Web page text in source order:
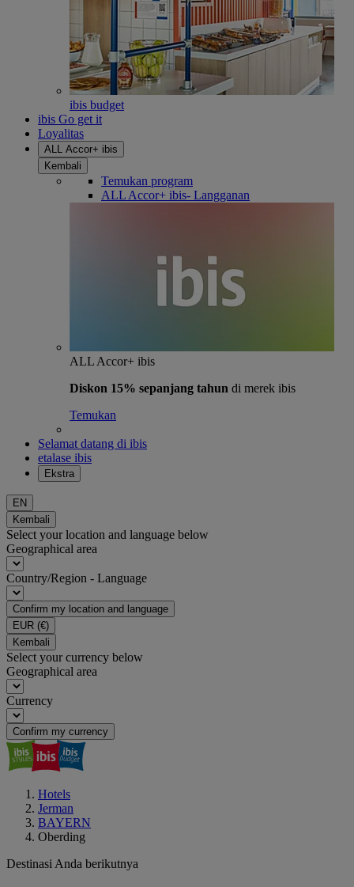
ibis budget
ibis Go get it
Loyalitas
ALL Accor+ ibis
Kembali
Temukan program
ALL Accor+ ibis- Langganan
ALL Accor+ ibis
Diskon 15% sepanjang tahun di merek ibis
Temukan
Selamat datang di ibis
etalase ibis
Ekstra
EN
Kembali
Select your location and language below
Geographical area
Country/Region - Language
Confirm my location and language
EUR (€)
Kembali
Select your currency below
Geographical area
Currency
Confirm my currency
Hotels
Jerman
BAYERN
Oberding
Destinasi Anda berikutnya